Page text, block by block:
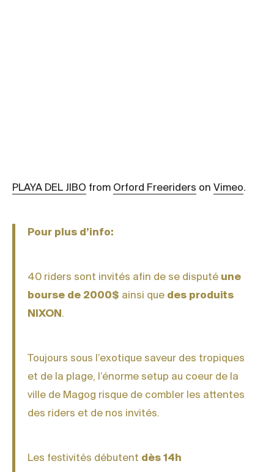
PLAYA DEL JIBO from Orford Freeriders on Vimeo.
Pour plus d’info:
40 riders sont invités afin de se disputé une
bourse de 2000$ ainsi que des produits
NIXON.
Toujours sous l’exotique saveur des tropiques
et de la plage, l’énorme setup au coeur de la
ville de Magog risque de combler les attentes
des riders et de nos invités.
Les festivités débutent dès 14h